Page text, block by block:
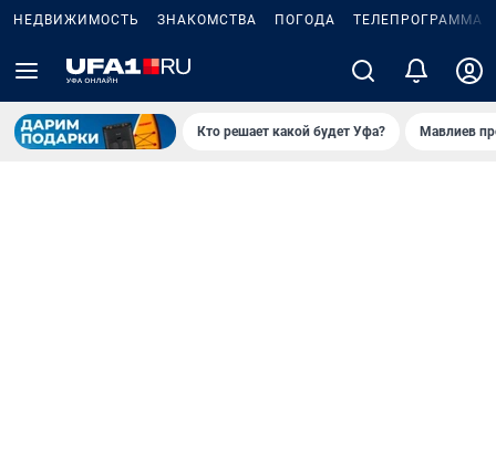
НЕДВИЖИМОСТЬ ЗНАКОМСТВА ПОГОДА ТЕЛЕПРОГРАММА
Кто решает какой будет Уфа? Мавлиев